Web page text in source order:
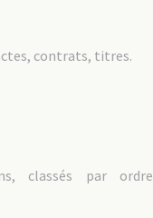
contrats, titres.
classés par ordre